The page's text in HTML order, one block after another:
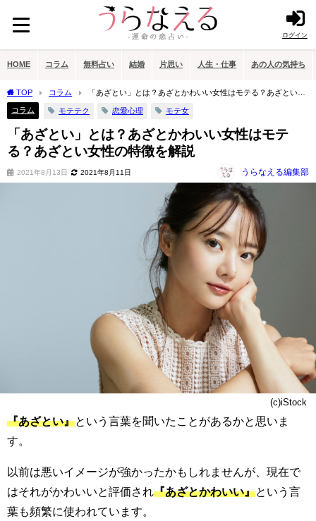
ログイン
HOME コラム 無料占い 結婚 片思い 人生・仕事 あの人の気持ち
TOP コラム
「あざとい」とは？あざとかわいい女性はモテる？あざとい女
性の特徴を解説
コラム モテテク 恋愛心理 モテ女
「あざとい」とは？あざとかわいい女性はモテ
る？あざとい女性の特徴を解説
2021年8月13日 2021年8月11日 うらなえる編集部
(c)iStock
『あざとい』という言葉を聞いたことがあるかと思いま
す。
以前は悪いイメージが強かったかもしれませんが、現在で
はそれがかわいいと評価され『あざとかわいい』という言
葉も頻繁に使われています。